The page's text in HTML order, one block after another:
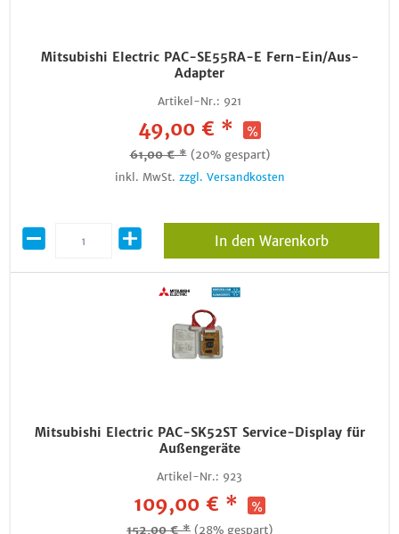
Mitsubishi Electric PAC-SE55RA-E Fern-Ein/Aus-
Adapter
Artikel-Nr.: 921
49,00 € *
61,00 € * (20% gespart)
inkl. MwSt. zzgl. Versandkosten
In den Warenkorb
Mitsubishi Electric PAC-SK52ST Service-Display für
Außengeräte
Artikel-Nr.: 923
109,00 € *
152,00 € * (28% gespart)